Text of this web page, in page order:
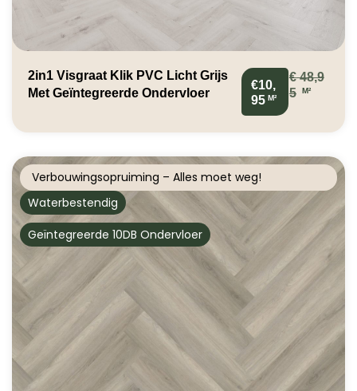
2in1 Visgraat Klik PVC Licht Grijs
Met Geïntegreerde Ondervloer
€10,
95 M²
€48,9
5
M²
Verbouwingsopruiming – Alles moet weg!
Waterbestendig
Geïntegreerde 10DB Ondervloer